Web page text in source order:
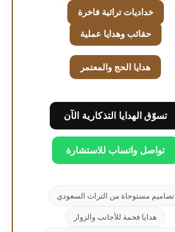
خداديات تراثية فاخرة
حقائب وهدايا عملية
هدايا الحج والمعتمر
تسوّق الهدايا التذكارية الآن
تواصل واتساب للاستشارة
تصاميم مستوحاة من التراث السعودي
هدايا فخمة للأجانب والزوار